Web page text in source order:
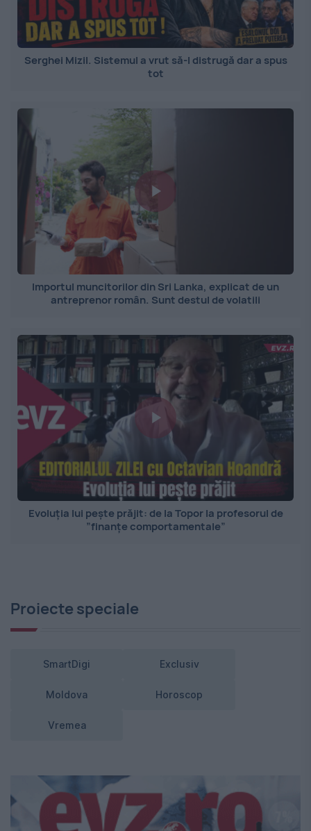
Serghei Mizil. Sistemul a vrut să-l distrugă dar a spus
tot
Importul muncitorilor din Sri Lanka, explicat de un
antreprenor român. Sunt destul de volatili
Evoluția lui pește prăjit: de la Topor la profesorul de
”finanțe comportamentale”
Proiecte speciale
SmartDigi Exclusiv
Moldova Horoscop
Vremea